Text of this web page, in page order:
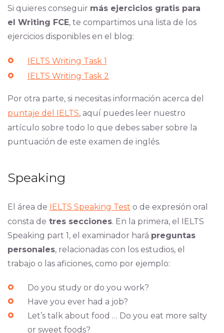
Si quieres conseguir más ejercicios gratis para
el Writing FCE, te compartimos una lista de los
ejercicios disponibles en el blog:
IELTS Writing Task 1
IELTS Writing Task 2
Por otra parte, si necesitas información acerca del
puntaje del IELTS, aquí puedes leer nuestro
artículo sobre todo lo que debes saber sobre la
puntuación de este examen de inglés.
Speaking
El área de IELTS Speaking Test o de expresión oral
consta de tres secciones. En la primera, el IELTS
Speaking part 1, el examinador hará preguntas
personales, relacionadas con los estudios, el
trabajo o las aficiones, como por ejemplo:
Do you study or do you work?
Have you ever had a job?
Let’s talk about food … Do you eat more salty
or sweet foods?